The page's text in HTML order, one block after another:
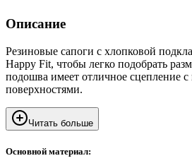
Описание
Резиновые сапоги с хлопковой
Happy Fit, чтобы легко подобрать
подошва имеет отличное сцепление
поверхностями.
Читать больше
Основной материал: